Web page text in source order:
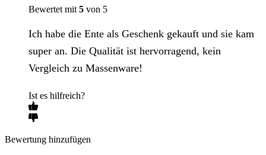
Bewertet mit 5 von 5
Ich habe die Ente als Geschenk gekauft und sie kam
super an. Die Qualität ist hervorragend, kein
Vergleich zu Massenware!
Ist es hilfreich?
Bewertung hinzufügen